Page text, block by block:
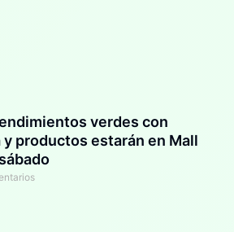
verdes con
productos estarán en Mall